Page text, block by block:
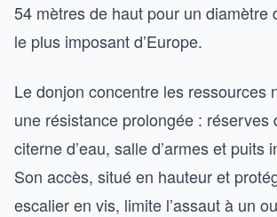
54 mètres de haut pour un diamètre
le plus imposant d’Europe.
Le donjon concentre les ressources
une résistance prolongée : réserves
citerne d’eau, salle d’armes et puits
Son accès, situé en hauteur et
escalier en vis, limite l’assaut à un